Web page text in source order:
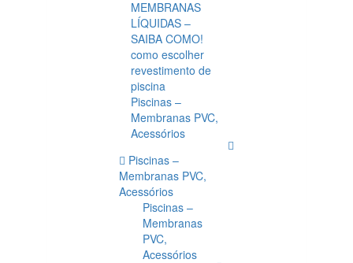
MEMBRANAS
LÍQUIDAS –
SAIBA COMO!
como escolher
revestimento de
piscina
Piscinas –
Membranas PVC,
Acessórios
Piscinas –
Membranas PVC,
Acessórios
Piscinas –
Membranas
PVC,
Acessórios